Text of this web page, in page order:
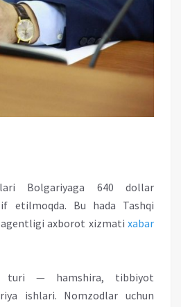
Bolgariyaga 640 dollar
etilmoqda. Bu hada Tashqi
axborot xizmati xabar
— hamshira, tibbiyot
ishlari. Nomzodlar uchun